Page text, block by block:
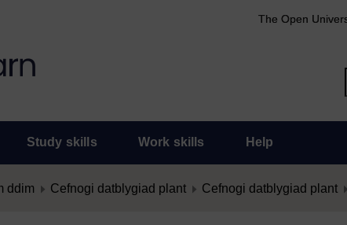
The Open
Study skills Work skills Help
ddim Cefnogi datblygiad plant Cefnogi datblygiad plant